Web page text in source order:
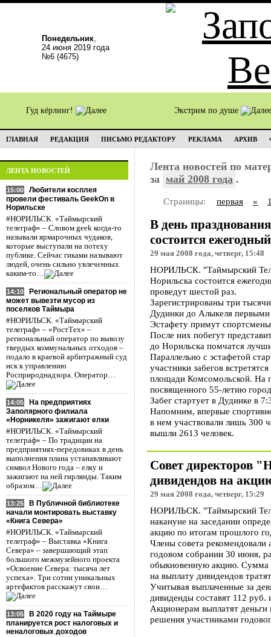
Понедельник,
24 июня 2019 года
№6 (4675)
Гуд кёрлинг! Экстрим по душе
ГЛАВНАЯ РЕДАКЦИЯ ПИСЬМО РЕДАКТОРУ РЕКЛАМА АРХИВ
ЛЕНТА НОВОСТЕЙ
15:00
Любители косплея
провели фестиваль GeekOn в
Норильске
#НОРИЛЬСК. «Таймырский
телеграф» – Словом geek когда-то
называли ярмарочных чудаков,
которые выступали на потеху
публике. Сейчас гиками называют
людей, очень сильно увлеченных
каким-то…
14:10
Региональный оператор не
может вывезти мусор из
поселков Таймыра
#НОРИЛЬСК. «Таймырский
телеграф» – «РостТех» –
региональный оператор по вывозу
твердых коммунальных отходов –
подало в краевой арбитражный суд
иск к управлению
Росприроднадзора. Оператор…
14:05
На предприятиях
Заполярного филиала
«Норникеля» зажигают елки
#НОРИЛЬСК. «Таймырский
телеграф» – По традиции на
предприятиях-передовиках в день
выполнения плана устанавливают
символ Нового года – елку и
зажигают на ней гирлянды. Таким
образом…
13:25
В Публичной библиотеке
начали монтировать выставку
«Книга Севера»
#НОРИЛЬСК. «Таймырский
телеграф» – Выставка «Книга
Севера» – завершающий этап
большого межмузейного проекта
«Освоение Севера: тысяча лет
успеха». Три сотни уникальных
артефактов расскажут свои…
13:05
В 2020 году на Таймыре
планируется рост налоговых и
неналоговых доходов
Лента новостей по
за май 2008 года .
Страницы: первая «
В день
состоится
29 мая 2008 года, четверг, 15:48
НОРИЛЬСК. "Таймырский
Норильска состоится
проведут шестой раз.
Зарегистрированы три
Дудинки до Алыкеля
Эстафету примут
После них побегут
до Норильска помчатся
Параллельно с эстафетой
участники забегов
площади Комсомольской. На
посвященного 55-летию
Забег стартует в Дудинке в
Напомним, впервые
в нем участвовали лишь 300
вышли 2613 человек.
Совет директоров
дивидендов на
29 мая 2008 года, четверг, 15:29
НОРИЛЬСК. "Таймырский
накануне на заседании
акцию по итогам прошлого
Члены совета рекомендовали
годовом собрании 30 июня,
обыкновенную акцию. Сумма
на выплату дивидендов
Учитывая выплаченные за
дивиденды составят 112 руб.
Акционерам выплатят
решения участниками